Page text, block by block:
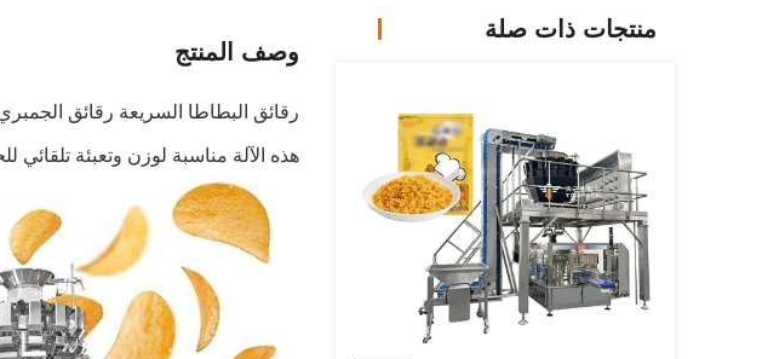
منتجات ذات صلة
وصف المنتج
رقائق البطاطا السريعة رقائق
هذه الآلة مناسبة لوزن وتعبئة